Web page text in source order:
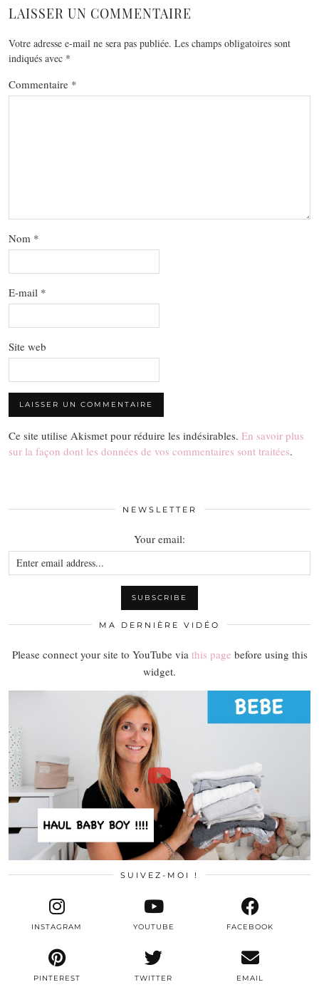
LAISSER UN COMMENTAIRE
Votre adresse e-mail ne sera pas publiée. Les champs obligatoires sont
indiqués avec *
Commentaire *
Nom *
E-mail *
Site web
Ce site utilise Akismet pour réduire les indésirables. En savoir plus
sur la façon dont les données de vos commentaires sont traitées.
NEWSLETTER
Your email:
MA DERNIÈRE VIDÉO
Please connect your site to YouTube via this page before using this
widget.
SUIVEZ-MOI !
TWITTER
INSTAGRAM FACEBOOK
PINTEREST
YOUTUBE
EMAIL